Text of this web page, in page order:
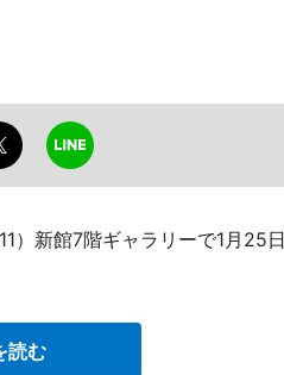
）新館7階ギャラリーで1月25
読む